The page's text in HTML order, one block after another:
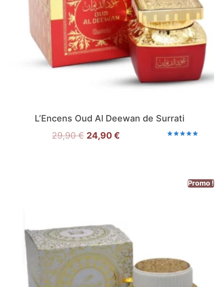
L’Encens Oud Al Deewan de Surrati
29,90€ 24,90€
Promo !